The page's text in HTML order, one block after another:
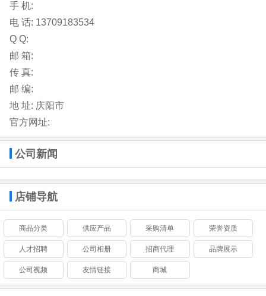
手 机:
电 话: 13709183534
Q Q:
邮 箱:
传 真:
邮 编:
地 址: 庆阳市
官方网址:
公司新闻
店铺导航
商品分类 供应产品 采购清单 荣誉资质
人才招聘 公司相册 招商代理 品牌展示
公司视频 友情链接 商城